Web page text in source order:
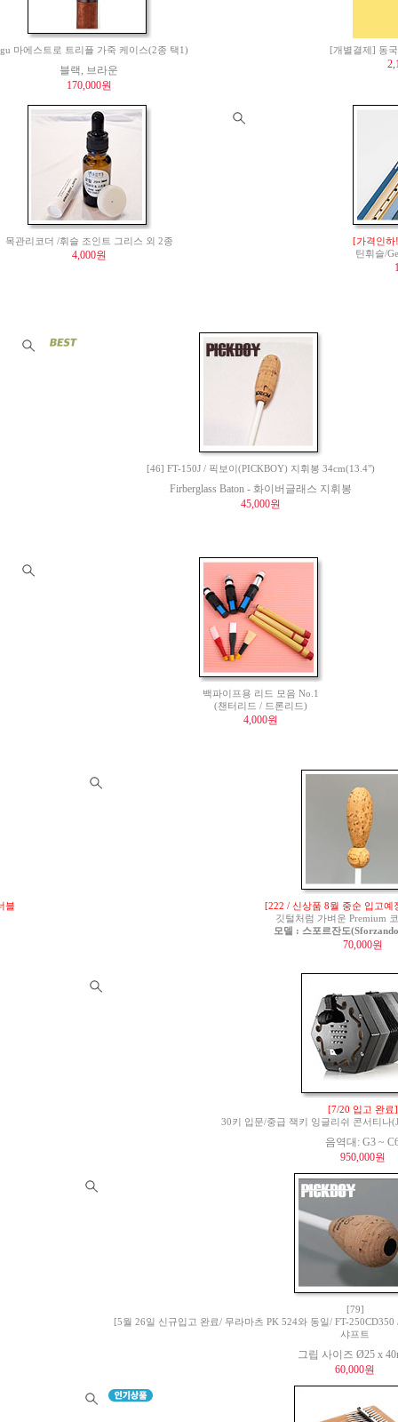
마에스트로 트리플 가죽 케이스(2종 택1)
블랙, 브라운
170,000원
[개별결제] 동
목관리코더 /휘슬 조인트 그리스 외 2종
4,000원
[가격인
틴휘슬/
[46] FT-150J / 픽보이(PICKBOY) 지휘봉 34cm(13.4")
Firberglass Baton - 화이버글래스 지휘봉
45,000원
백파이프용 리드 모음 No.1
(챈터리드 / 드론리드)
4,000원
블
[222 / 신상품 8월 중순 입고예
깃털처럼 가벼운 Premium
모델 : 스포르잔도
70,000원
[7/20 입고 완료]
30키 입문/중급 잭키 잉글리쉬 콘서티나
음역대: G3 ~
950,000원
[79]
[5월 26일 신규입고 완료/ 무라마츠 PK 524와 동일/ FT-
샤프트
그립 사이즈 Ø25 x
60,000원